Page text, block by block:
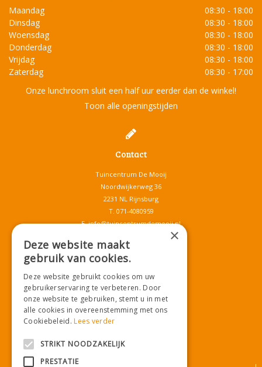
Maandag
08:30 - 18:00
Dinsdag
08:30 - 18:00
Woensdag
08:30 - 18:00
Donderdag
08:30 - 18:00
Vrijdag
08:30 - 18:00
Zaterdag
08:30 - 17:00
Onze lunchroom sluit een half uur eerder dan de winkel!
Toon alle openingstijden
Contact
Tuincentrum De Mooij
Noordwijkerweg 36
2231 NL Rijnsburg
T. 071-4080959
E.info@tuincentrumdemooij.nl
Download onze App!
×
Deze website maakt
gebruik van cookies.
Deze website gebruikt cookies om uw
gebruikerservaring te verbeteren. Door
onze website te gebruiken, stemt u in met
alle cookies in overeenstemming met ons
Cookiebeleid.Lees verder
STRIKT NOODZAKELIJK
PRESTATIE